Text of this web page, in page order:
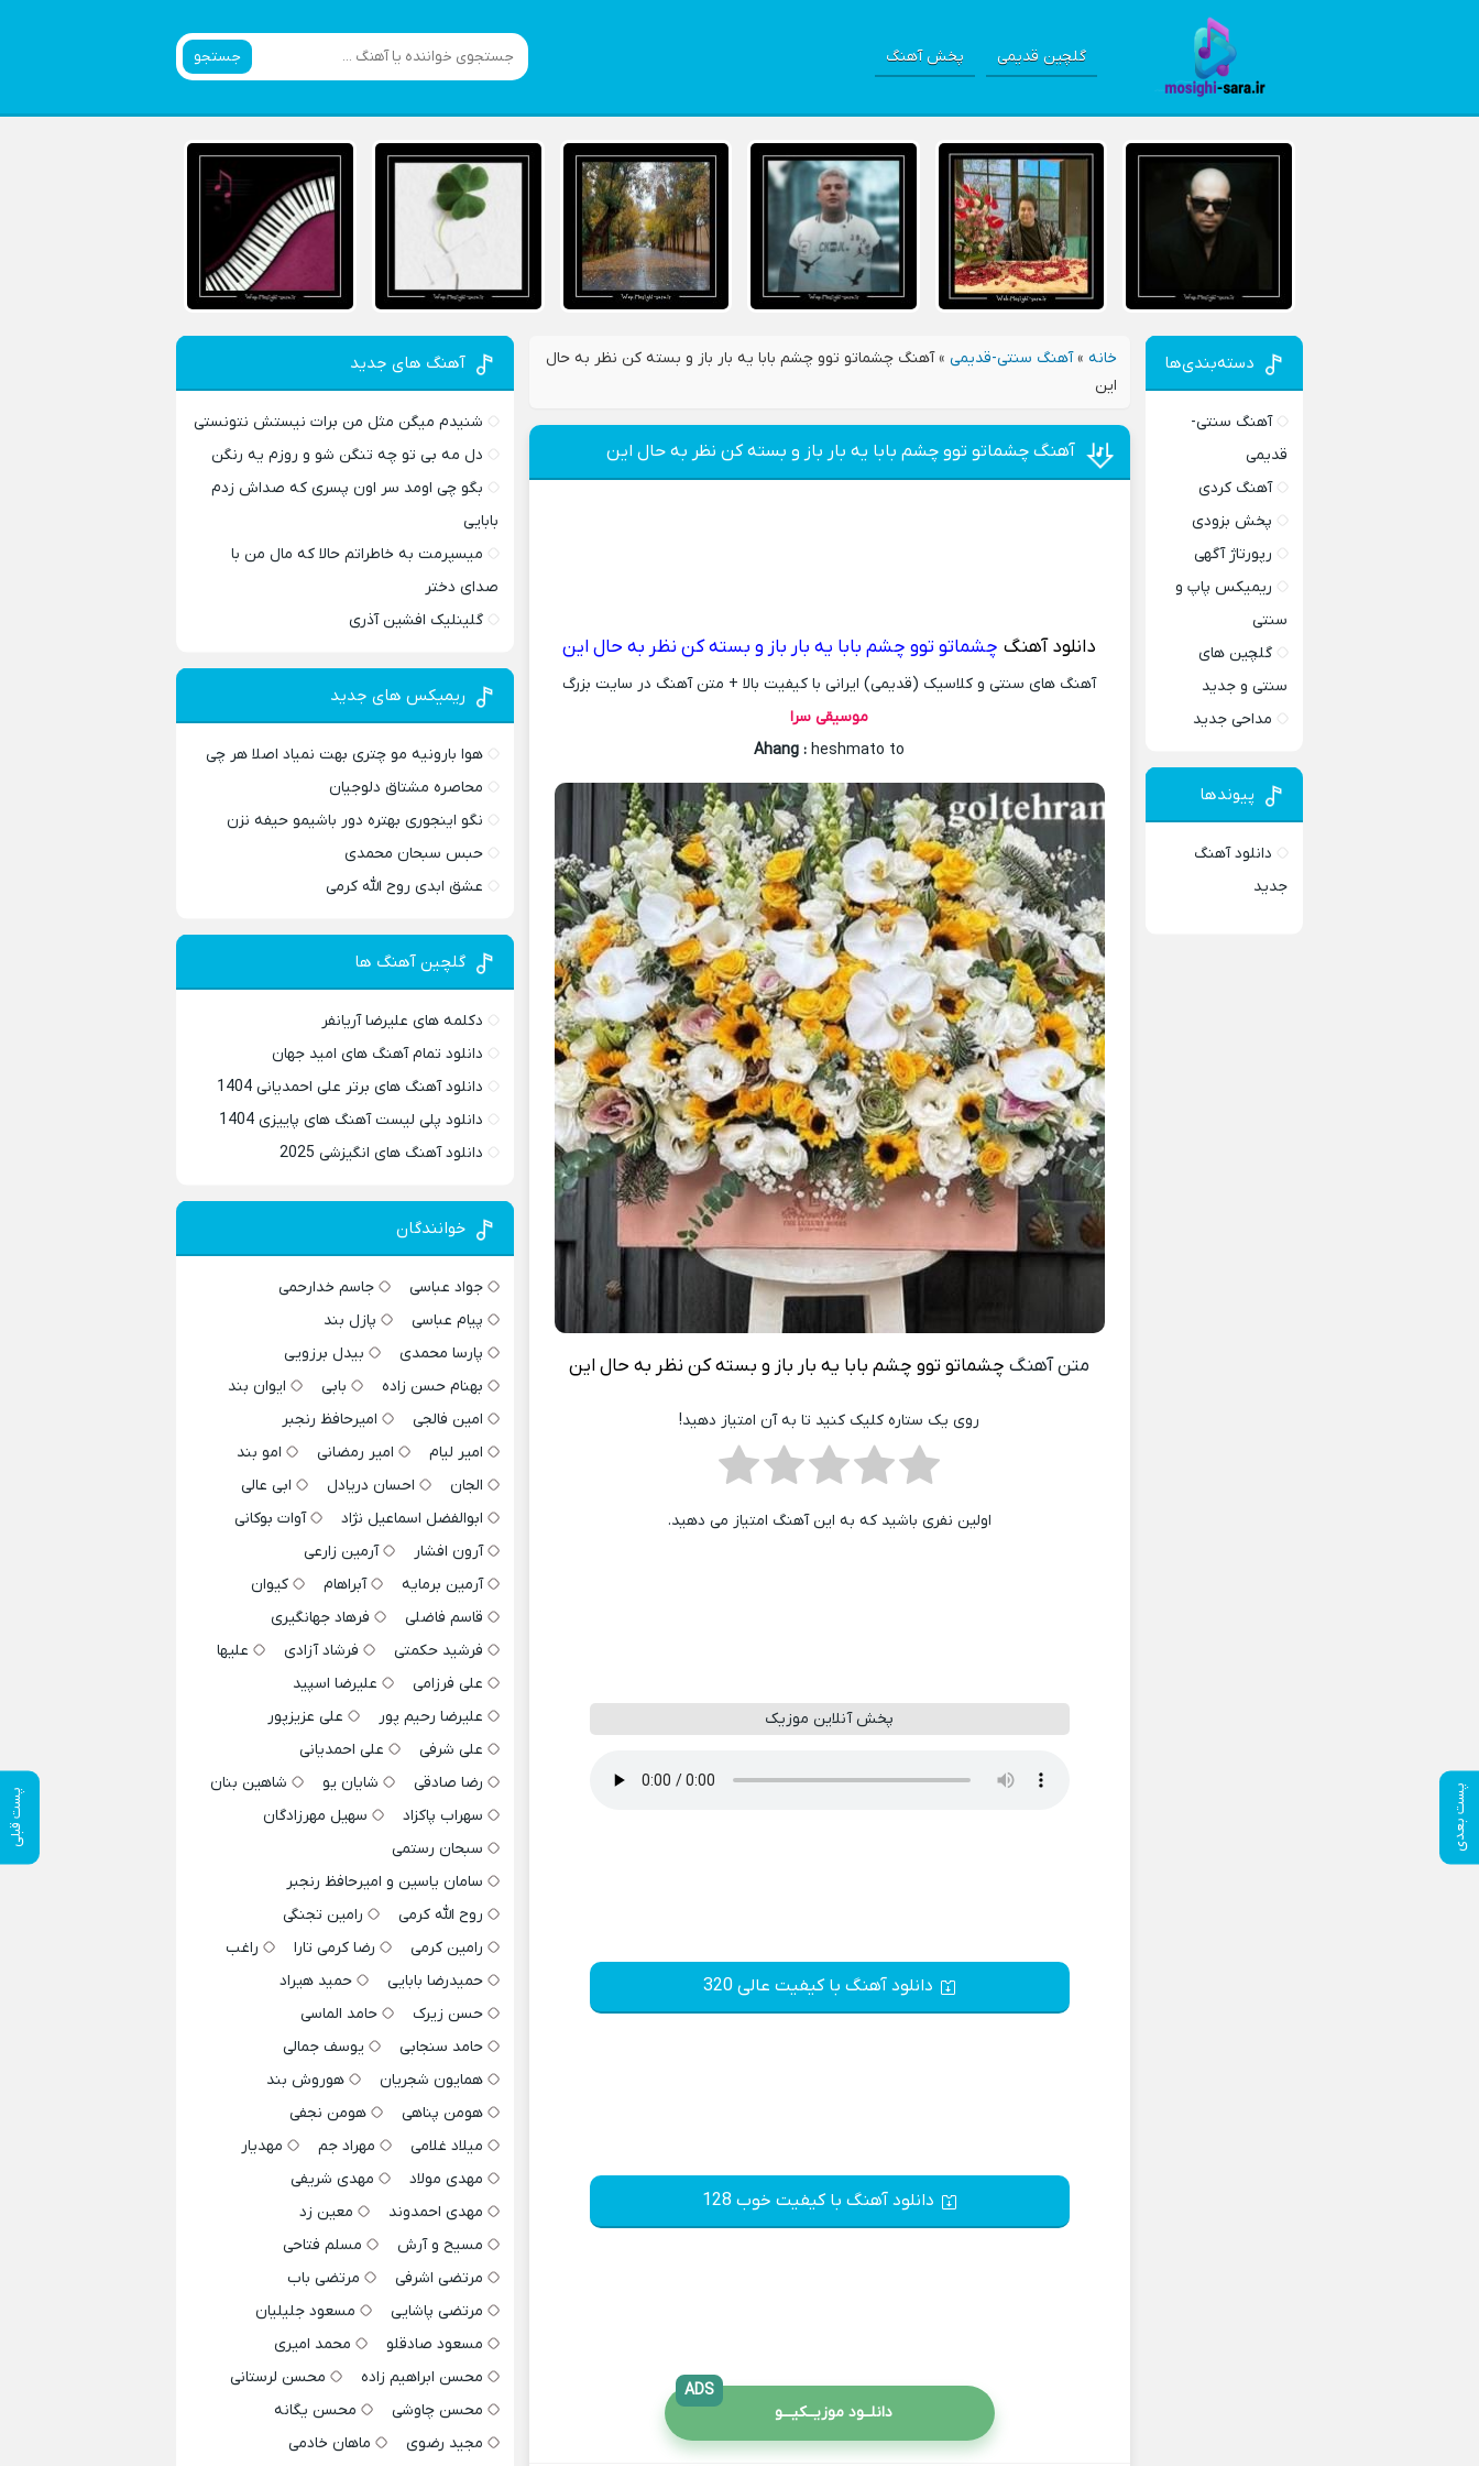
گلچین قدیمی پخش آهنگ جستجو
خانه »آهنگ سنتی-قدیمی »آهنگ چشماتو توو چشم بابا یه بار باز و بسته کن نظر به حال
این
پست بعدی پست قبلی
آهنگ چشماتو توو چشم بابا یه بار باز و بسته کن نظر به حال این
دانلود آهنگ چشماتو توو چشم بابا یه بار باز و بسته کن نظر به حال این
آهنگ های سنتی و کلاسیک (قدیمی) ایرانی با کیفیت بالا + متن آهنگ در سایت بزرگ
موسیقی سرا
Ahang : heshmato to
متن آهنگ چشماتو توو چشم بابا یه بار باز و بسته کن نظر به حال این
روی یک ستاره کلیک کنید تا به آن امتیاز دهید!
اولین نفری باشید که به این آهنگ امتیاز می دهید.
پخش آنلاین موزیک
دانلود آهنگ با کیفیت عالی 320
دانلود آهنگ با کیفیت خوب 128
دانلــود موزیــکیـــو
ADS
دسته‌بندی‌ها
آهنگ سنتی-
قدیمی
آهنگ کردی
پخش بزودی
رپورتاژ آگهی
ریمیکس پاپ و
سنتی
گلچین های
سنتی و جدید
مداحی جدید
پیوندها
دانلود آهنگ
جدید
آهنگ های جدید
شنیدم میگن مثل من برات نیستش نتونستی
دل مه بی تو چه تنگن شو و روزم یه رنگن
بگو چی اومد سر اون پسری که صداش زدم
بابایی
میسپرمت به خاطراتم حالا که مال من با
صدای دختر
گلینلیک افشین آذری
ریمیکس های جدید
هوا بارونیه مو چتری بهت نمیاد اصلا هر چی
محاصره مشتاق دلوجیان
نگو اینجوری بهتره دور باشیمو حیفه نزن
حبس سبحان محمدی
عشق ابدی روح الله کرمی
گلچین آهنگ ها
دکلمه های علیرضا آریانفر
دانلود تمام آهنگ های امید جهان
دانلود آهنگ های برتر علی احمدیانی 1404
دانلود پلی لیست آهنگ های پاییزی 1404
دانلود آهنگ های انگیزشی 2025
خوانندگان
جواد عباسی
جاسم خدارحمی
پیام عباسی
پازل بند
پارسا محمدی
بیدل برزویی
بهنام حسن زاده
بابی
ایوان بند
امین فالجی
امیرحافظ رنجبر
امیر لیام
امیر رمضانی
امو بند
الجان
احسان دریادل
ابی عالی
ابوالفضل اسماعیل نژاد
آوات بوکانی
آرون افشار
آرمین زارعی
آرمین برمایه
آبراهام
کیوان
قاسم فاضلی
فرهاد جهانگیری
فرشید حکمتی
فرشاد آزادی
علیها
علی فرزامی
علیرضا اسپید
علیرضا رحیم پور
علی عزیزپور
علی شرفی
علی احمدیانی
رضا صادقی
شایان یو
شاهین بنان
سهراب پاکزاد
سهیل مهرزادگان
سبحان رستمی
سامان یاسین و امیرحافظ رنجبر
روح الله کرمی
رامین تجنگی
رامین کرمی
رضا کرمی تارا
راغب
حمیدرضا بابایی
حمید هیراد
حسن زیرک
حامد الماسی
حامد سنجابی
یوسف جمالی
همایون شجریان
هوروش بند
هومن پناهی
هومن نجفی
میلاد غلامی
مهراد جم
مهدیار
مهدی مولاد
مهدی شریفی
مهدی احمدوند
معین زد
مسیح و آرش
مسلم فتاحی
مرتضی اشرفی
مرتضی باب
مرتضی پاشایی
مسعود جلیلیان
مسعود صادقلو
محمد امیری
محسن ابراهیم زاده
محسن لرستانی
محسن چاوشی
محسن یگانه
مجید رضوی
ماهان خادمی